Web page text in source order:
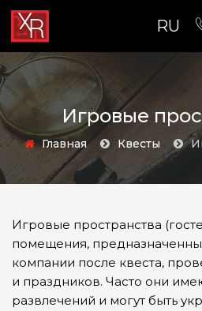
RU
Игровые
Главная Квесты
Игровые пространства
помещения,
компании после квеста,
и праздников. Часто они
развлечений и могут быть